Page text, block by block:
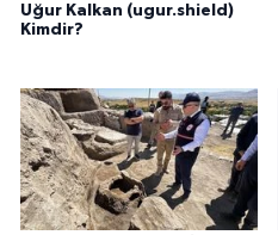
Uğur Kalkan (ugur.shield)
Kimdir?